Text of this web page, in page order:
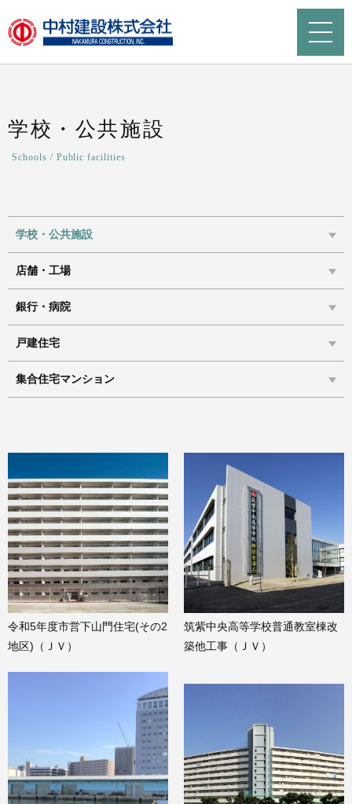
学校・公共施設
Schools / Public facilities
学校・公共施設
店舗・工場
銀行・病院
戸建住宅
集合住宅マンション
令和5年度市営下山門住宅(その2
地区)（ＪＶ）
筑紫中央高等学校普通教室棟改
築他工事（ＪＶ）